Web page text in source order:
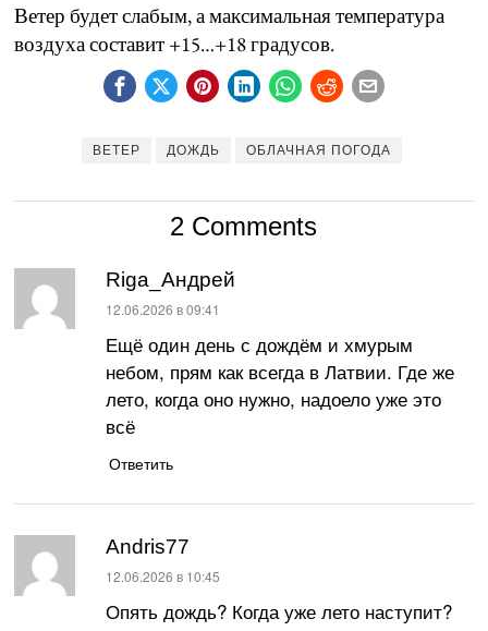
Ветер будет слабым, а максимальная температура
воздуха составит +15…+18 градусов.
ВЕТЕР ДОЖДЬ ОБЛАЧНАЯ ПОГОДА
2 Comments
Riga_Андрей
:12.06.2026 в 09:41
Ещё один день с дождём и хмурым
небом, прям как всегда в Латвии. Где же
лето, когда оно нужно, надоело уже это
всё
Ответить
Andris77
:12.06.2026 в 10:45
Опять дождь? Когда уже лето наступит?